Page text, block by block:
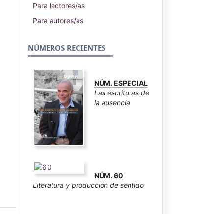
Para lectores/as
Para autores/as
NÚMEROS RECIENTES
NÚM. ESPECIAL
Las escrituras de
la ausencia
NÚM. 60
Literatura y producción de sentido